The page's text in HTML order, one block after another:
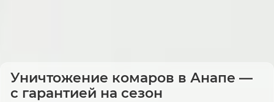
Уничтожение комаров в Анапе —
с гарантией на сезон